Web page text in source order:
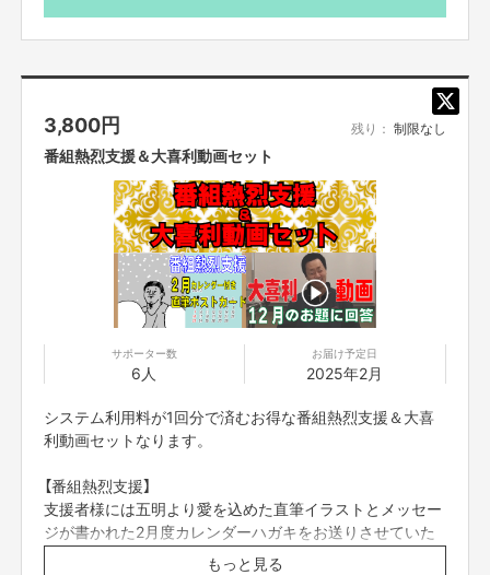
※吹き出し内、希望するコメントや台詞がございましたら
20文字以内でご指定ください。ご指定がない場合は五明本
人が感謝のコメントを書かせていただきます。
※画像はイメージです
※送料はご支援額に含まれております
※国内発送のみに限らせていただきます
3,800円 残り： 制限なし
番組熱烈支援＆大喜利動画セット
サポーター数
6人
お届け予定日
2025年2月
システム利用料が1回分で済むお得な番組熱烈支援＆大喜
利動画セットなります。
【番組熱烈支援】
支援者様には五明より愛を込めた直筆イラストとメッセー
ジが書かれた2月度カレンダーハガキをお送りさせていた
だきます。
もっと見る